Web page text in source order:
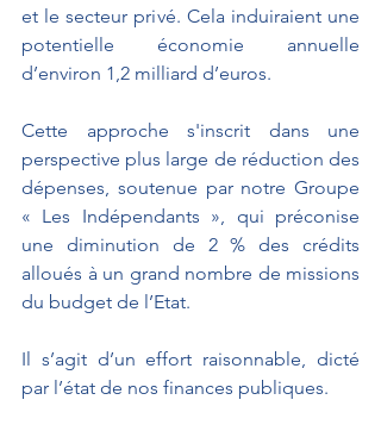
et le secteur privé. Cela induiraient une
potentielle économie annuelle
d’environ 1,2 milliard d’euros.
Cette approche s'inscrit dans une
perspective plus large de réduction des
dépenses, soutenue par notre Groupe
« Les Indépendants », qui préconise
une diminution de 2 % des crédits
alloués à un grand nombre de missions
du budget de l’Etat.
Il s’agit d’un effort raisonnable, dicté
par l’état de nos finances publiques.